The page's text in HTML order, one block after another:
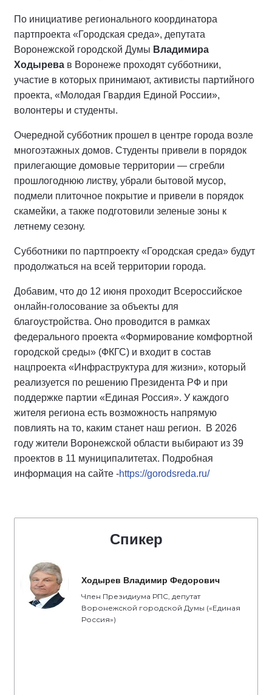
По инициативе регионального координатора
партпроекта «Городская среда», депутата
Воронежской городской Думы Владимира
Ходырева в Воронеже проходят субботники,
участие в которых принимают, активисты партийного
проекта, «Молодая Гвардия Единой России»,
волонтеры и студенты.
Очередной субботник прошел в центре города возле
многоэтажных домов. Студенты привели в порядок
прилегающие домовые территории — сгребли
прошлогоднюю листву, убрали бытовой мусор,
подмели плиточное покрытие и привели в порядок
скамейки, а также подготовили зеленые зоны к
летнему сезону.
Субботники по партпроекту «Городская среда» будут
продолжаться на всей территории города.
Добавим, что до 12 июня проходит Всероссийское
онлайн-голосование за объекты для
благоустройства. Оно проводится в рамках
федерального проекта «Формирование комфортной
городской среды» (ФКГС) и входит в состав
нацпроекта «Инфраструктура для жизни», который
реализуется по решению Президента РФ и при
поддержке партии «Единая Россия». У каждого
жителя региона есть возможность напрямую
повлиять на то, каким станет наш регион.
В 2026
году жители Воронежской области выбирают из 39
проектов в 11 муниципалитетах. Подробная
информация на сайте -https://gorodsreda.ru/
Спикер
Ходырев Владимир Федорович
Член Президиума РПС, депутат
Воронежской городской Думы («Единая
Россия»)